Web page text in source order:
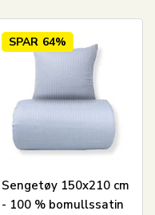
SPAR 64%
Sengetøy 150x210 cm
- 100 % bomullssatin